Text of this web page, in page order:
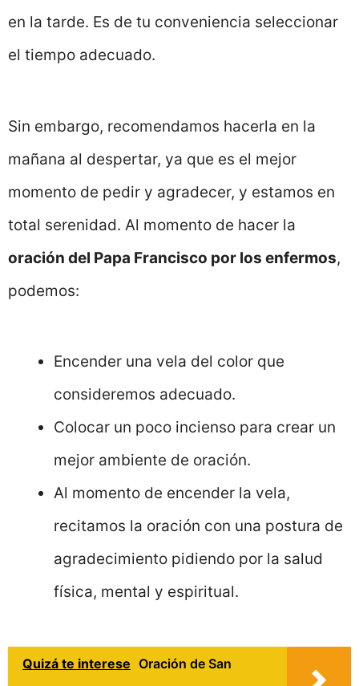
en la tarde. Es de tu conveniencia seleccionar
el tiempo adecuado.
Sin embargo, recomendamos hacerla en la
mañana al despertar, ya que es el mejor
momento de pedir y agradecer, y estamos en
total serenidad. Al momento de hacer la
oración del Papa Francisco por los enfermos,
podemos:
Encender una vela del color que
consideremos adecuado.
Colocar un poco incienso para crear un
mejor ambiente de oración.
Al momento de encender la vela,
recitamos la oración con una postura de
agradecimiento pidiendo por la salud
física, mental y espiritual.
Quizá te interese Oración de San